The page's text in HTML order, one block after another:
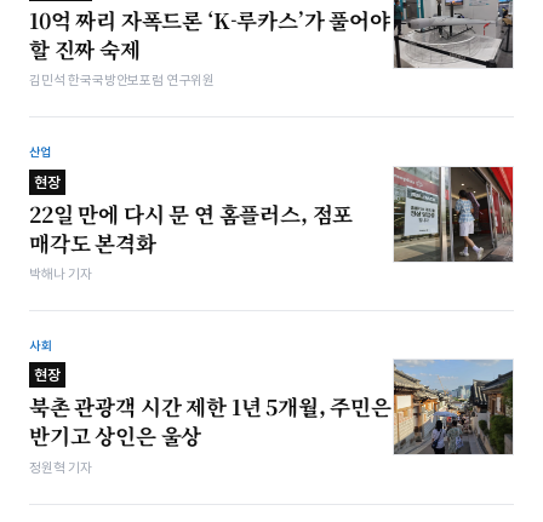
10억 짜리 자폭드론 ‘K-루카스’가 풀어야
할 진짜 숙제
김민석 한국국방안보포럼 연구위원
산업
현장
22일 만에 다시 문 연 홈플러스, 점포
매각도 본격화
박해나 기자
사회
현장
북촌 관광객 시간 제한 1년 5개월, 주민은
반기고 상인은 울상
정원혁 기자